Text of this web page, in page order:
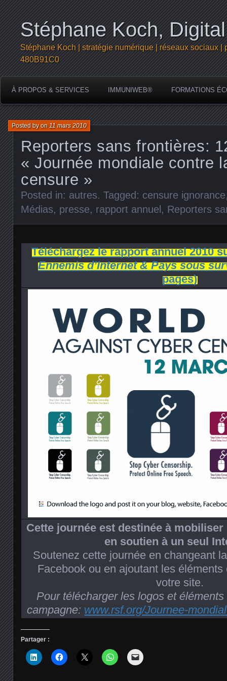
Stéphane Koch,
Stéphane Koch | stratégie numérique | réseaux sociaux
480B91C0
À PROPOS & SERVICES IMMUNIWEB® FORMATIONS
Reporters sans frontières:
« Journée mondiale contre
censure »
Posted byon11 mars 2010
Posted in: autres. Tagged: censure ignorance
Médias, presse, rapport annuel , Reporters
Téléchargez le rapport annuel 2010
Ennemis d’Internet & Pays sous
pages)
Cette journée est destinée à mobiliser
en soutien à un seul
Soutenez cette journée en changeant
Facebook ou en ajoutant les
votre site.
Pour télécharger les logos et
campagne: www.rsf.org/Journee-
Partager :